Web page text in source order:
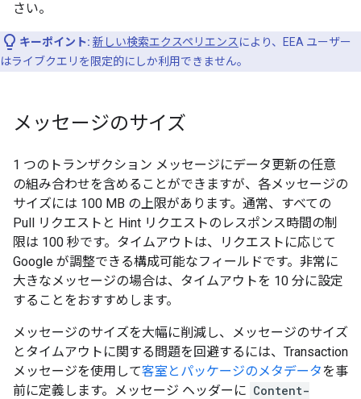
さい。
キーポイント: 新しい検索エクスペリエンス により、EEA ユーザー
はライブクエリを限定的にしか利用できません。
メッセージのサイズ
1 つのトランザクション メッセージにデータ更新の任意
の組み合わせを含めることができますが、各メッセージの
サイズには 100 MB の上限があります。通常、すべての
Pull リクエストと Hint リクエストのレスポンス時間の制
限は 100 秒です。タイムアウトは、リクエストに応じて
Google が調整できる構成可能なフィールドです。非常に
大きなメッセージの場合は、タイムアウトを 10 分に設定
することをおすすめします。
メッセージのサイズを大幅に削減し、メッセージのサイズ
とタイムアウトに関する問題を回避するには、Transaction
メッセージを使用して客室とパッケージのメタデータを事
前に定義します。メッセージ ヘッダーに Content-